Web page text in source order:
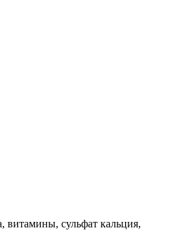
сульфат кальция,